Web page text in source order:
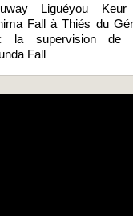
Liguéyou
Fall à Thiés du
la supervision de
Fall